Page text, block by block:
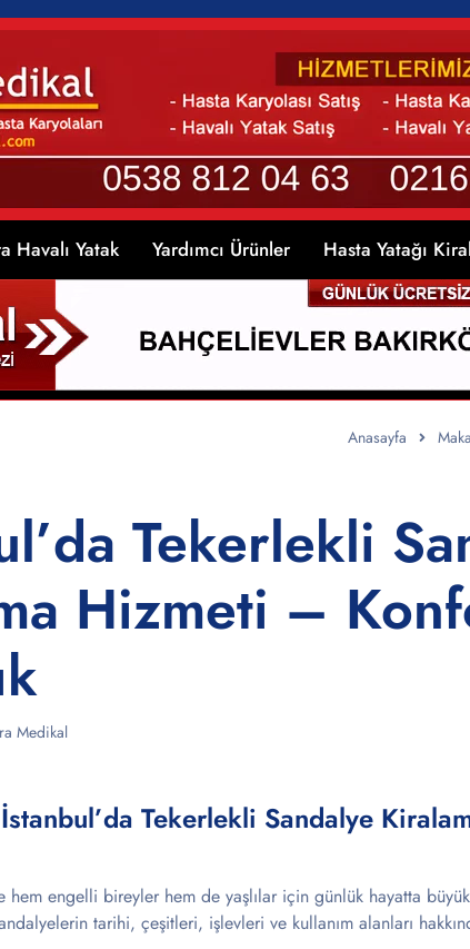
Havalı Yatak Yardımcı Ürünler Hasta Yatağı
Anasayfa
Tekerlekli
Hizmeti –
Medikal
İstanbul’da Tekerlekli Sandalye
hem engelli bireyler hem de yaşlılar için günlük hayatta
tarihi, çeşitleri, işlevleri ve kullanım alanları